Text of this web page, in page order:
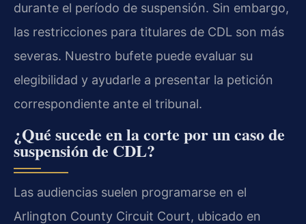
durante el período de suspensión. Sin embargo,
las restricciones para titulares de CDL son más
severas. Nuestro bufete puede evaluar su
elegibilidad y ayudarle a presentar la petición
correspondiente ante el tribunal.
¿Qué sucede en la corte por un caso de
suspensión de CDL?
Las audiencias suelen programarse en el
Arlington County Circuit Court, ubicado en